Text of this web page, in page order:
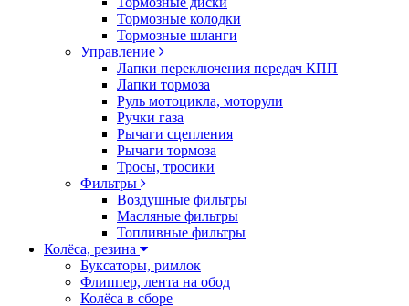
Тормозные колодки
Тормозные шланги
Управление
Лапки переключения передач КПП
Лапки тормоза
Руль мотоцикла, моторули
Ручки газа
Рычаги сцепления
Рычаги тормоза
Тросы, тросики
Фильтры
Воздушные фильтры
Масляные фильтры
Топливные фильтры
Колёса, резина
Буксаторы, римлок
Флиппер, лента на обод
Колёса в сборе